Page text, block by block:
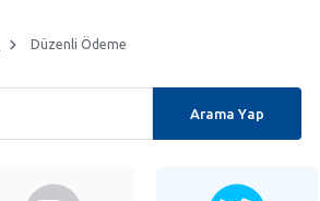
Düzenli Ödeme
Arama Yap